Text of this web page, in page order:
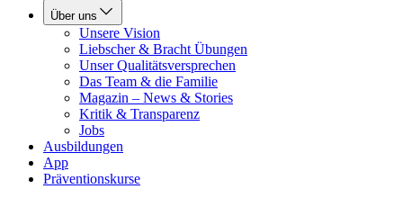
Über uns
Unsere Vision
Liebscher & Bracht Übungen
Unser Qualitätsversprechen
Das Team & die Familie
Magazin – News & Stories
Kritik & Transparenz
Jobs
Ausbildungen
App
Präventionskurse